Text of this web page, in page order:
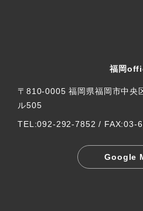
福岡
〒810-0005 福岡県福岡市中央
ル505
TEL:092-292-7852 / FAX:03-
Google